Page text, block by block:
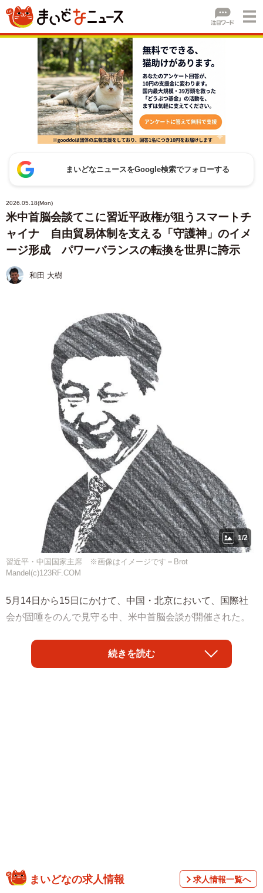
まいどなニュースをGoogle検索でフォローする
2026.05.18(Mon)
米中首脳会談てこに習近平政権が狙うスマートチ
ャイナ 自由貿易体制を支える「守護神」のイメ
ージ形成 パワーバランスの転換を世界に誇示
和田 大樹
1/2
習近平・中国国家主席 ※画像はイメージです＝Brot
Mandel(c)123RF.COM
5月14日から15日にかけて、中国・北京において、国際社
会が固唾をのんで見守る中、米中首脳会談が開催された。
二日間にわたる緊迫した外交交渉が幕を閉じた後、各国の
メディアや国際政治の専門家から多種多様な分析が示され
続きを読む
まいどなの求人情報 求人情報一覧へ